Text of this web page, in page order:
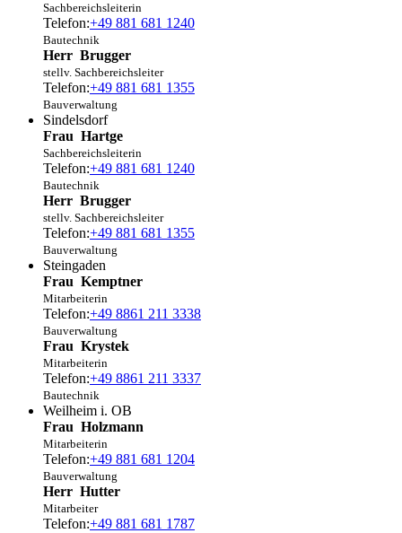
Sachbereichsleiterin
Telefon:+49 881 681 1240
Bautechnik
Herr Brugger
stellv. Sachbereichsleiter
Telefon:+49 881 681 1355
Bauverwaltung
Sindelsdorf
Frau Hartge
Sachbereichsleiterin
Telefon:+49 881 681 1240
Bautechnik
Herr Brugger
stellv. Sachbereichsleiter
Telefon:+49 881 681 1355
Bauverwaltung
Steingaden
Frau Kemptner
Mitarbeiterin
Telefon:+49 8861 211 3338
Bauverwaltung
Frau Krystek
Mitarbeiterin
Telefon:+49 8861 211 3337
Bautechnik
Weilheim i. OB
Frau Holzmann
Mitarbeiterin
Telefon:+49 881 681 1204
Bauverwaltung
Herr Hutter
Mitarbeiter
Telefon:+49 881 681 1787